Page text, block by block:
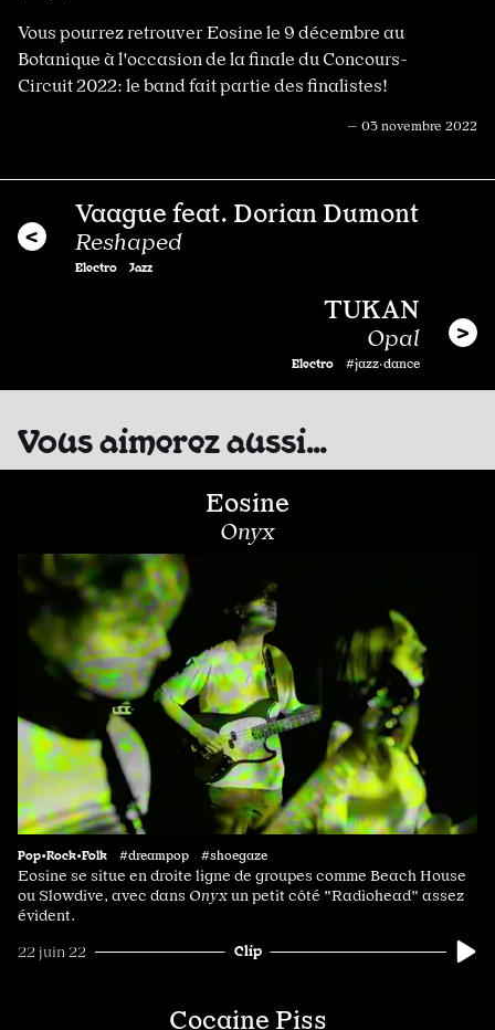
Vous pourrez retrouver Eosine le 9 décembre au
Botanique à l'occasion de la finale du Concours-
Circuit 2022: le band fait partie des finalistes!
— 03 novembre 2022
Vaague feat. Dorian Dumont
Reshaped
Electro Jazz
TUKAN
Opal
Electro #jazz·dance
Vous aimerez aussi…
Eosine
Onyx
Pop•Rock•Folk #dreampop #shoegaze
Eosine se situe en droite ligne de groupes comme Beach House
ou Slowdive, avec dans Onyxun petit côté "Radiohead" assez
évident.
22 juin 22 Clip
Cocaine Piss